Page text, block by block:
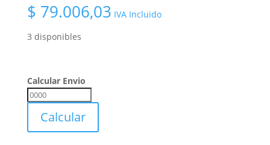
$ 79.006,03 IVA Incluido
3 disponibles
Calcular Envio
Calcular
Envio
Calcular